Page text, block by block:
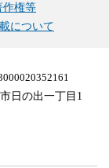
作権等
について
日の出一丁目1